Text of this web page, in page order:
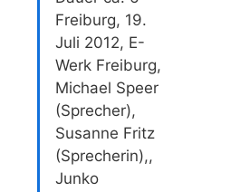
Freiburg, 19.
Juli 2012, E-
Werk Freiburg,
Michael Speer
(Sprecher),
Susanne Fritz
(Sprecherin),,
Junko